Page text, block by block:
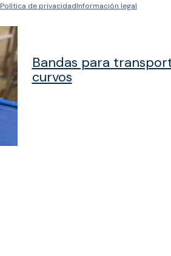
Política de privacidadInformación legal
Bandas para
curvos